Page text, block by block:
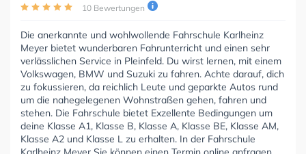
10 Bewertungen
Die anerkannte und wohlwollende Fahrschule Karlheinz
Meyer bietet wunderbaren Fahrunterricht und einen sehr
verlässlichen Service in Pleinfeld. Du wirst lernen, mit einem
Volkswagen, BMW und Suzuki zu fahren. Achte darauf, dich
zu fokussieren, da reichlich Leute und geparkte Autos rund
um die nahegelegenen Wohnstraßen gehen, fahren und
stehen. Die Fahrschule bietet Exzellente Bedingungen um
deine Klasse A1, Klasse B, Klasse A, Klasse BE, Klasse AM,
Klasse A2 und Klasse L zu erhalten. In der Fahrschule